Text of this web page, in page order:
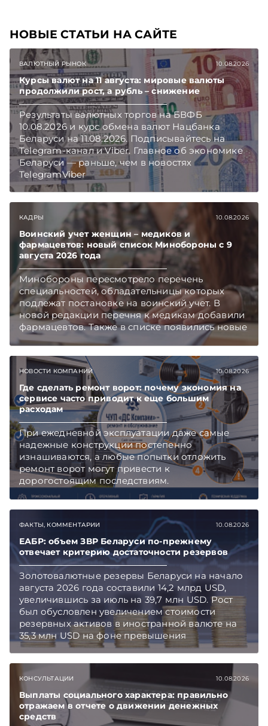
НОВЫЕ СТАТЬИ НА САЙТЕ
ВАЛЮТНЫЙ РЫНОК 10.08.2026
Курсы валют на 11 августа: мировые валюты
продолжили рост, а рубль – снижение
Результаты валютных торгов на БВФБ
10.08.2026 и курс обмена валют Нацбанка
Беларуси на 11.08.2026. Подписывайтесь на
Telegram‑канал и Viber. Главное об экономике
Беларуси — раньше, чем в новостях
TelegramViber
КАДРЫ 10.08.2026
Воинский учет женщин – медиков и
фармацевтов: новый список Минобороны с 9
августа 2026 года
Минобороны пересмотрело перечень
специальностей, обладательницы которых
подлежат постановке на воинский учет. В
новой редакции перечня к медикам добавили
фармацевтов. Также в списке появились новые
специальности медицинского профиля.
Главное об экономике Беларуси — раньше,
чем в новостях TelegramViber
НОВОСТИ КОМПАНИЙ 10.08.2026
Где сделать ремонт ворот: почему экономия на
сервисе часто приводит к еще большим
расходам
При ежедневной эксплуатации даже самые
надежные конструкции постепенно
изнашиваются, а любые попытки отложить
ремонт ворот могут привести к
дорогостоящим последствиям.
ФАКТЫ, КОММЕНТАРИИ 10.08.2026
ЕАБР: объем ЗВР Беларуси по-прежнему
отвечает критерию достаточности резервов
Золотовалютные резервы Беларуси на начало
августа 2026 года составили 14,2 млрд USD,
увеличившись за июль на 39,7 млн USD. Рост
был обусловлен увеличением стоимости
резервных активов в иностранной валюте на
35,3 млн USD на фоне превышения
предложения иностранной валюты над
прежнему соответствует трем месяцам
импорта товаров и услуг, что отвечает
международному критерию достаточности
резервов, сообщает Евразийский банк
развития (ЕАБР) в своем еженедельном
КОНСУЛЬТАЦИИ 10.08.2026
Выплаты социального характера: правильно
отражаем в отчете о движении денежных
средств